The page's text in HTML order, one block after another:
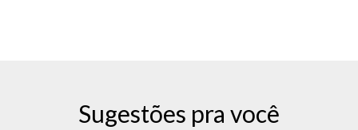
Sugestões pra você